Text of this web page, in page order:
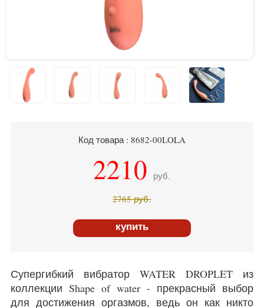
Код товара : 8682-00LOLA
2210 руб.
2765руб.
купить
Супергибкий вибратор WATER DROPLET из
коллекции Shape of water - прекрасный выбор
для достижения оргазмов, ведь он как никто